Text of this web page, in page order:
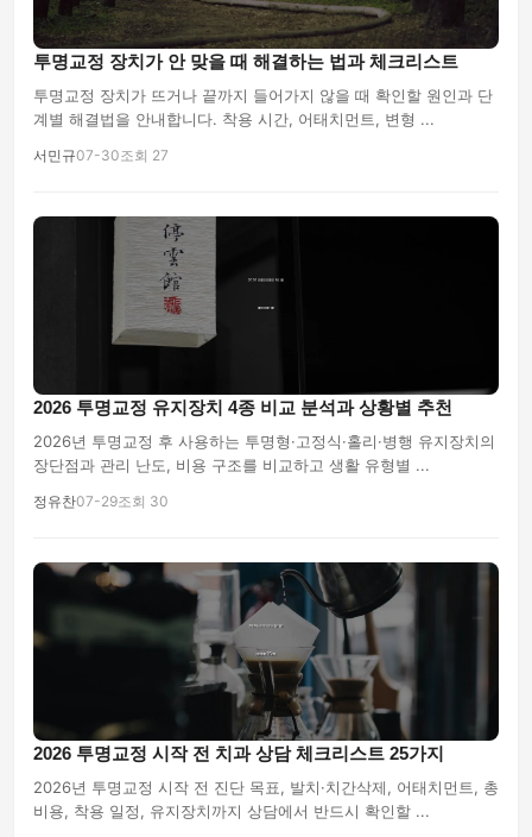
투명교정 장치가 안 맞을 때 해결하는 법과 체크리스트
투명교정 장치가 뜨거나 끝까지 들어가지 않을 때 확인할 원인과 단
계별 해결법을 안내합니다. 착용 시간, 어태치먼트, 변형 ...
서민규07-30조회 27
2026 투명교정 유지장치 4종 비교 분석과 상황별 추천
2026년 투명교정 후 사용하는 투명형·고정식·홀리·병행 유지장치의
장단점과 관리 난도, 비용 구조를 비교하고 생활 유형별 ...
정유찬07-29조회 30
2026 투명교정 시작 전 치과 상담 체크리스트 25가지
2026년 투명교정 시작 전 진단 목표, 발치·치간삭제, 어태치먼트, 총
비용, 착용 일정, 유지장치까지 상담에서 반드시 확인할 ...